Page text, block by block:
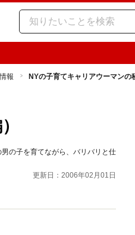
報 NYの子育てキャリアウーマンの
の子を育てながら、バリバリと仕
更新日：2006年02月01日